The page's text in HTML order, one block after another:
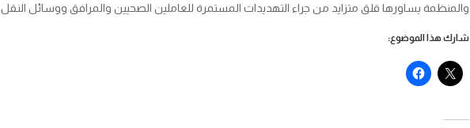
والمنظمة يساورها قلق متزايد من جراء التهديدات المستمرة للعاملين الصحيين والمرافق ووسائل النقل.
شارك هذا الموضوع: